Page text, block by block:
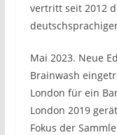
vertritt seit 2012
Mai 2023. Neue
Brainwash
London für ein
London 2019
Fokus der